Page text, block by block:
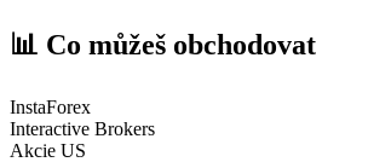
📊 Co můžeš obchodovat
InstaForex
Interactive Brokers
Akcie US